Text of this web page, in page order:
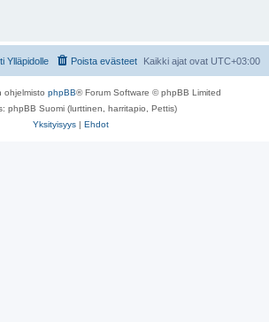
Kaikki ajat ovat UTC+03:00
Poista evästeet
Ylläpidolle
ohjelmisto phpBB® Forum Software © phpBB Limited
phpBB Suomi (lurttinen, harritapio, Pettis)
Yksityisyys | Ehdot